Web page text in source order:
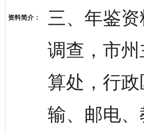
资料简介：
三、年鉴
调查，市
算处，行
输、邮电